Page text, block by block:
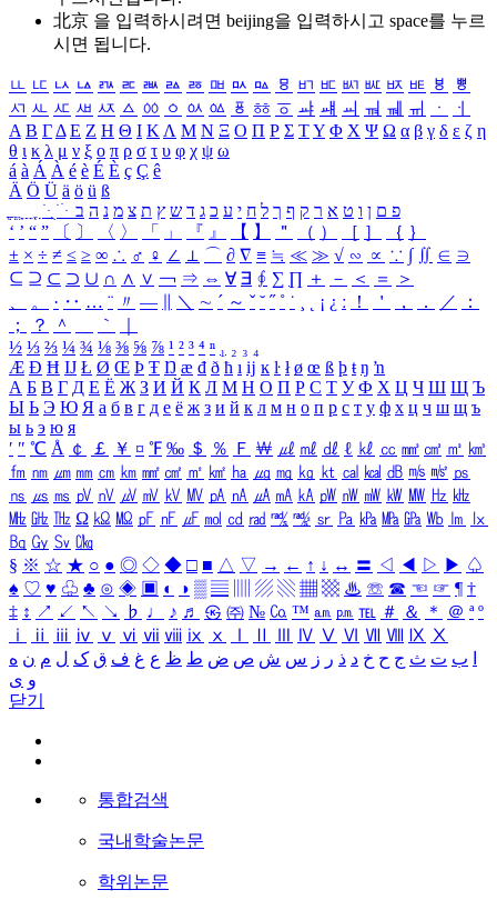
北京 을 입력하시려면 beijing을 입력하시고 space를 누르
시면 됩니다.
ㅥ ㅦ ㅧ ㅨ ㅩ ㅪ ㅫ ㅬ ㅭ ㅮ ㅯ ㅰ ㅱ ㅲ ㅳ ㅴ ㅵ ㅶ ㅷ ㅸ
ㅹ
ㅺ ㅻ ㅼ ㅽ ㅾ ㅿ ㆀ ㆁ ㆂ ㆃ ㆄ ㆅ ㆆ ㆇ ㆈ ㆉ ㆊ ㆋ ㆌ ㆍ
ㆎ
Α Β ΓΔ Ε Ζ Η Θ Ι ΚΛ Μ Ν Ξ Ο Π Ρ Σ ΤΥ Φ Χ Ψ Ω α β γ δ ε ζ η
θ ι κ λ μ ν ξ ο π ρ σ τ υ φ χ ψ ω
á à Á À é è É È ç Ç ê
Ä Ö Ü ä ö ü ß
ִֶֹ ֻּ ׁׂ פ ם ן ו ט א ר ק ף ך ל ח י ע כ ג ד ש ץ ת צ מ נ ה ב
‘ ’ “ ” 〔 〕 〈 〉 「 」 『 』 【 】 ＂ （ ） ［ ］ ｛ ｝
± × ÷ ≠ ≤ ≥ ∞ ∴ ♂ ♀ ∠ ⊥ ⌒ ∂ ∇ ≡ ≒ ≪ ≫ √ ∽ ∝ ∵ ∫ ∬ ∈ ∋
⊆ ⊇ ⊂ ⊃ ∪ ∩ ∧ ∨ ￢ ⇒ ⇔ ∀ ∃ ∮ ∑ ∏ ＋ － ＜ ＝
＞
、
。 · ‥ … ¨ 〃 ― ＼ ∼ ´ ～ ˇ ˘ ˝ ˚ ˙ ¸ ¡ ¿ ː ！ ＇ ， ． ／
：
；
？ ＾ ｀
½ ⅓ ⅔ ¼ ¾ ⅛ ⅜ ⅝ ⅞ ¹ ² ³ ⁴ ⁿ ₁ ₂ ₃ ₄
Æ Ð Ħ Ĳ Ł Ø Œ Þ Ŧ Ŋ æ đ ð ħ ı ĳ ĸ ŀ ł ø œ ß þ ŧ ŋ ŉ
А Б В Г Д Е Ё Ж З И Й К Л М Н О П Р С Т У Ф Х Ц Ч Ш Щ Ъ
Ы Ь Э Ю Я а б в г д е ё ж з и й к л м н о п р с т у ф х ц ч ш щ ъ
ы ь э ю я
′ ″ ℃ Å ￠ ￡ ￥ ¤ ℉ ‰ ＄ ％ Ｆ ￦ ㎕ ㎖ ㎗ ℓ ㎘ ㏄ ㎣ ㎤ ㎥ ㎦
㎙ ㎚ ㎛ ㎜ ㎝ ㎞ ㎟ ㎠ ㎡ ㎢ ㏊ ㎍ ㎎ ㎏ ㏏ ㎈ ㎉ ㏈ ㎧ ㎨ ㎰
㎱ ㎲ ㎳ ㎴ ㎵ ㎶ ㎷ ㎸ ㎹ ㎀ ㎁ ㎂ ㎃ ㎄ ㎺ ㎻ ㎽ ㎾ ㎿ ㎐ ㎑
㎒ ㎓ ㎔ Ω ㏀ ㏁ ㎊ ㎋ ㎌ ㏖ ㏅ ㎭ ㎮ ㎯ ㏛ ㎩ ㎪ ㎫ ㎬ ㏝ ㏐
㏓
㏃ ㏉ ㏜ ㏆
§ ※ ☆ ★ ○ ● ◎ ◇ ◆ □ ■ △ ▽ → ← ↑ ↓ ↔ 〓 ◁ ◀ ▷ ▶ ♤
♠ ♡ ♥ ♧ ♣ ⊙ ◈ ▣ ◐ ◑ ▒ ▤ ▨ ▧ ▦ ▩ ♨ ☏ ☎ ☜ ☞ ¶ †
‡ ↕ ↗ ↙ ↖ ↘ ♭ ♩ ♪ ♬ ㉿ ㈜ № ㏇ ™ ㏂ ㏘ ℡ ＃ ＆ ＊ ＠ ª º
ⅰ
ⅱ ⅲ ⅳ ⅴ ⅵ ⅶ ⅷ ⅸ ⅹ Ⅳ Ⅴ Ⅵ Ⅶ Ⅷ Ⅸ Ⅹ
ب ت ث ج ح خ د ذ ر ز س ش ص ض ط ظ ع غ ف ق ک ل م ن ه
و ی
닫기
통합검색
국내학술논문
학위논문